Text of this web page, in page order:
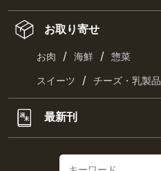
お取り寄せ
お肉 / 海鮮 / 惣菜
スイーツ / チーズ・乳製品
最新刊